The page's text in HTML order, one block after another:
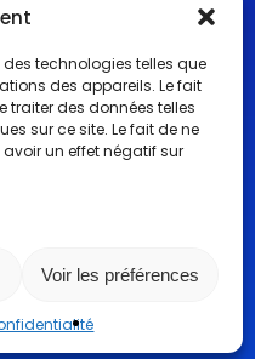
des technologies telles que
des appareils. Le fait
des données telles
sur ce site. Le fait de ne
un effet négatif sur
Voir les préférences